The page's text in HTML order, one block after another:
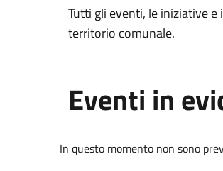
Tutti gli eventi, le iniziative e
territorio comunale.
Eventi in
In questo momento non sono